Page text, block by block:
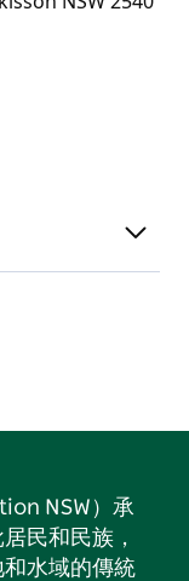
NSW）承
民和民族，
水域的傳統